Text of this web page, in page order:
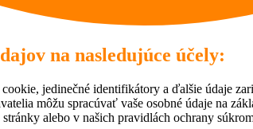
na nasledujúce účely:
jedinečné identifikátory a ďalšie údaje
môžu spracúvať vaše osobné údaje na
alebo v našich pravidlách ochrany